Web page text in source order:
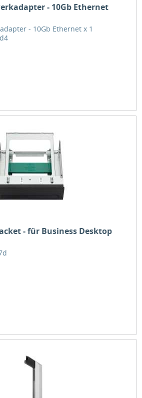
- 10Gb Ethernet
- 10Gb Ethernet x 1
- für Business Desktop